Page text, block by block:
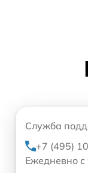
Служба
+7 (495)
Ежедневно